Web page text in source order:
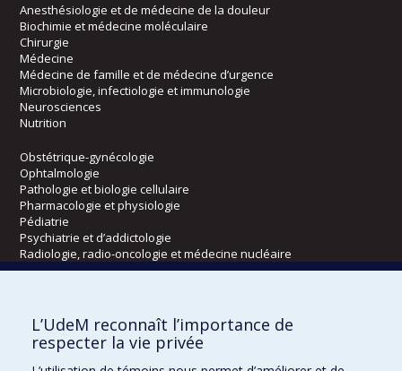
Anesthésiologie et de médecine de la douleur
Biochimie et médecine moléculaire
Chirurgie
Médecine
Médecine de famille et de médecine d’urgence
Microbiologie, infectiologie et immunologie
Neurosciences
Nutrition
Obstétrique-gynécologie
Ophtalmologie
Pathologie et biologie cellulaire
Pharmacologie et physiologie
Pédiatrie
Psychiatrie et d’addictologie
Radiologie, radio-oncologie et médecine nucléaire
Écoles
Kinésiologie et des sciences de l’activité physique
Orthophonie et audiologie
L’UdeM reconnaît l’importance de
respecter la vie privée